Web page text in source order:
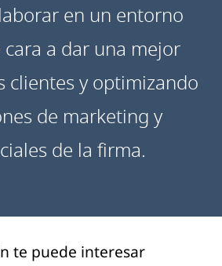
en un entorno
a dar una mejor
clientes y optimizando
de marketing y
de la firma.
te puede interesar